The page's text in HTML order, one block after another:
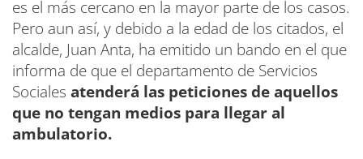
es el más cercano en la mayor parte de los casos.
Pero aun así, y debido a la edad de los citados, el
alcalde, Juan Anta, ha emitido un bando en el que
informa de que el departamento de Servicios
Sociales atenderá las peticiones de aquellos
que no tengan medios para llegar al
ambulatorio.